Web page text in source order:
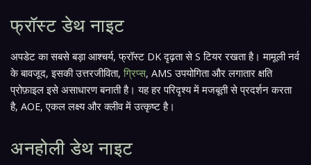
फ्रॉस्ट डेथ नाइट
अपडेट का सबसे बड़ा आश्चर्य, फ्रॉस्ट DK दृढ़ता से S टियर रखता है। मामूली नर्व
के बावजूद, इसकी उत्तरजीविता,ग्रिप्स, AMS उपयोगिता और लगातार क्षति
प्रोफ़ाइल इसे असाधारण बनाती है। यह हर परिदृश्य में मजबूती से प्रदर्शन करता
है, AOE, एकल लक्ष्य और क्लीव में उत्कृष्ट है।
अनहोली डेथ नाइट